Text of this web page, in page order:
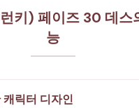
키) 페이즈 30 데스
능
캐릭터 디자인